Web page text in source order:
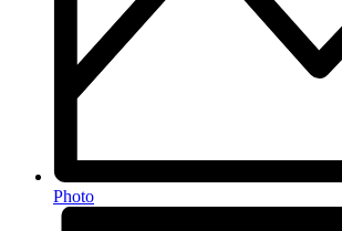
Photo